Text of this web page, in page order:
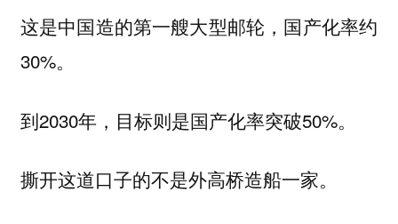
这是中国造的第一艘大型邮轮，国产化率约
30%。
到2030年，目标则是国产化率突破50%。
撕开这道口子的不是外高桥造船一家。